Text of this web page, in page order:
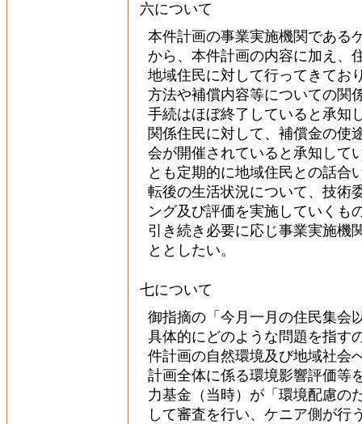
六について
本件計画の事業実施機関である
から、本件計画の内容に加え、
地域住民に対して行ってきてお
方法や補償内容等についての関
手続はほぼ終了していると承知
関係住民に対して、補償金の使
会が開催されていると承知して
とも定期的に地域住民との話合
転後の生活状況について、技術
ング及び評価を実施していくも
引き続き必要に応じ事業実施機
ととしたい。
七について
御指摘の「今月一月の住民集会
具体的にどのような問題を指す
件計画の自然環境及び地域社会
計画全体に係る環境影響評価等
力基金（当時）が「環境配慮の
して審査を行い、ケニア側が行